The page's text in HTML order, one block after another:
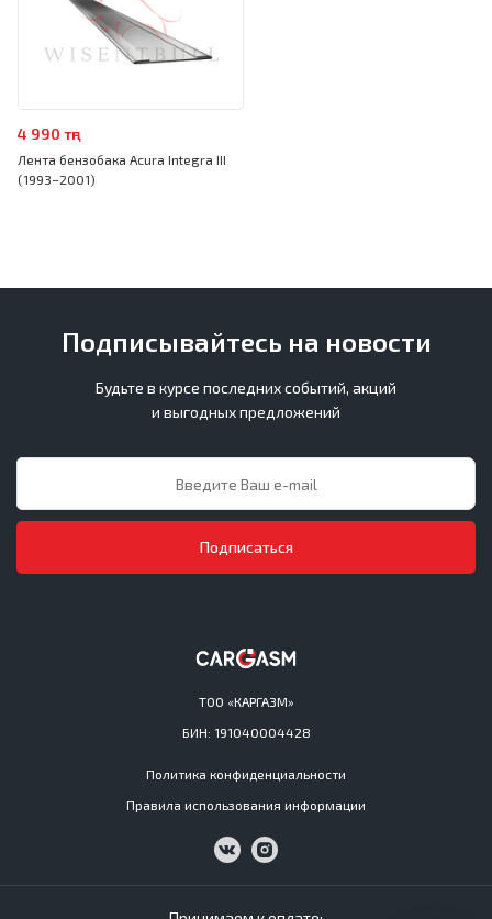
4 990 тңг
Лента бензобака Acura Integra III
(1993–2001)
ТОО «КАРГАЗМ»
БИН: 191040004428
Политика конфиденциальности
Правила использования информации
Подписывайтесь на новости
Будьте в курсе последних событий, акций
и выгодных предложений
Подписаться